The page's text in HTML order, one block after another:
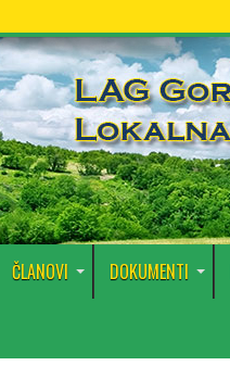
ČLANOVI DOKUMENTI